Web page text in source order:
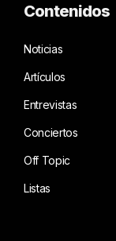
Contenidos
Noticias
Artículos
Entrevistas
Conciertos
Off Topic
Listas